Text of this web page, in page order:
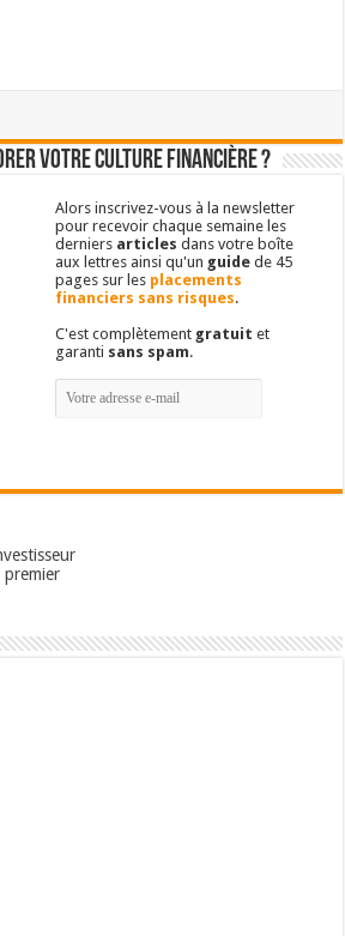
votre culture financière ?
Alors inscrivez-vous à la newsletter
pour recevoir chaque semaine les
derniers articles dans votre boîte
aux lettres ainsi qu'un guide de 45
pages sur les placements
financiers sans risques.
C'est complètement gratuit et
garanti sans spam.